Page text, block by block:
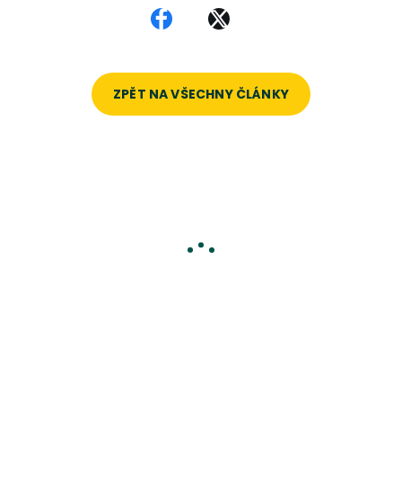
Sdílet na Facebooku
Sdílet na X
ZPĚT NA VŠECHNY ČLÁNKY